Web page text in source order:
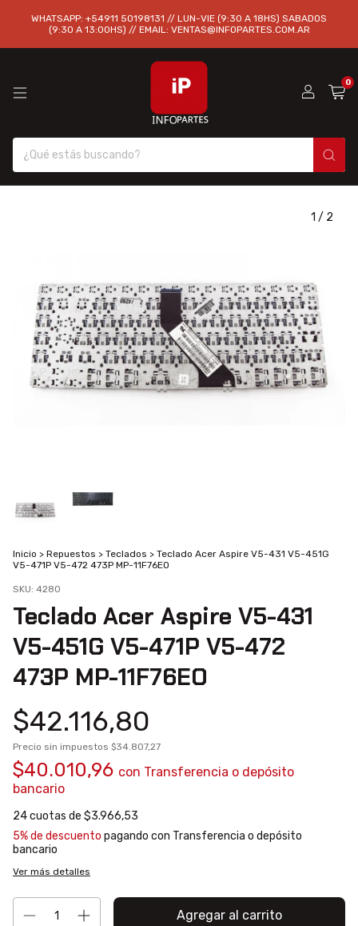
WHATSAPP: +54911 50198131 // LUN-VIE (9:30 A 18HS) SABADOS
(9:30 A 13:00HS) // EMAIL: VENTAS@INFOPARTES.COM.AR
0
1 / 2
Inicio > Repuestos > Teclados > Teclado Acer Aspire V5-431 V5-451G
V5-471P V5-472 473P MP-11F76EO
SKU: 4280
Teclado Acer Aspire V5-431
V5-451G V5-471P V5-472
473P MP-11F76EO
$42.116,80
Precio sin impuestos $34.807,27
$40.010,96 con Transferencia o depósito
bancario
24cuotas de $3.966,53
5% de descuento pagando con Transferencia o depósito
bancario
Ver más detalles